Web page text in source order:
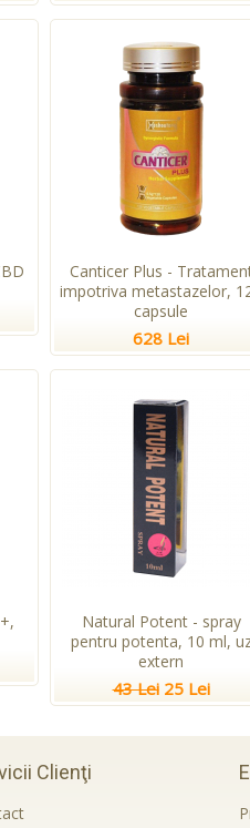
Canticer Plus -
impotriva metastazelor,
capsule
628 Lei
Natural Potent - spray
pentru potenta, 10 ml,
extern
43 Lei 25 Lei
Clienţi